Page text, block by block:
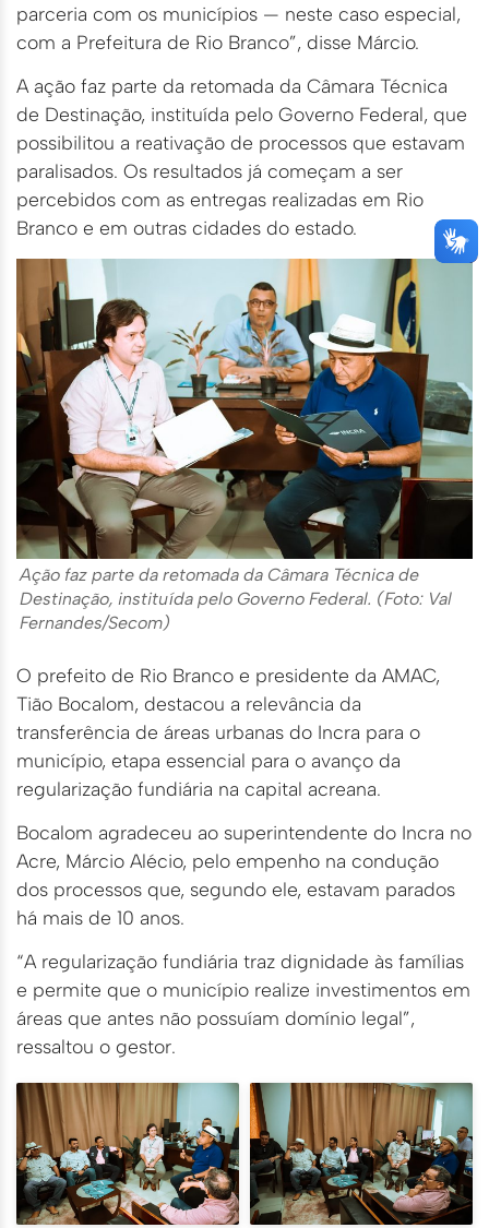
parceria com os municípios — neste caso especial,
com a Prefeitura de Rio Branco”, disse Márcio.
A ação faz parte da retomada da Câmara Técnica
de Destinação, instituída pelo Governo Federal, que
possibilitou a reativação de processos que estavam
paralisados. Os resultados já começam a ser
percebidos com as entregas realizadas em Rio
Branco e em outras cidades do estado.
Ação faz parte da retomada da Câmara Técnica de
Destinação, instituída pelo Governo Federal. (Foto: Val
Fernandes/Secom)
O prefeito de Rio Branco e presidente da AMAC,
Tião Bocalom, destacou a relevância da
transferência de áreas urbanas do Incra para o
município, etapa essencial para o avanço da
regularização fundiária na capital acreana.
Bocalom agradeceu ao superintendente do Incra no
Acre, Márcio Alécio, pelo empenho na condução
dos processos que, segundo ele, estavam parados
há mais de 10 anos.
“A regularização fundiária traz dignidade às famílias
e permite que o município realize investimentos em
áreas que antes não possuíam domínio legal”,
ressaltou o gestor.